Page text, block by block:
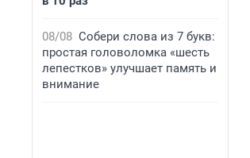
08/08 Собери слова из 7 букв:
простая головоломка «шесть
лепестков» улучшает память и
внимание